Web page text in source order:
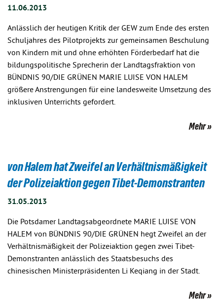
11.06.2013
Anlässlich der heutigen Kritik der GEW zum Ende des ersten
Schuljahres des Pilotprojekts zur gemeinsamen Beschulung
von Kindern mit und ohne erhöhten Förderbedarf hat die
bildungspolitische Sprecherin der Landtagsfraktion von
BÜNDNIS 90/DIE GRÜNEN MARIE LUISE VON HALEM
größere Anstrengungen für eine landesweite Umsetzung des
inklusiven Unterrichts gefordert.
Mehr
von Halem hat Zweifel an Verhältnismäßigkeit
der Polizeiaktion gegen Tibet-Demonstranten
31.05.2013
Die Potsdamer Landtagsabgeordnete MARIE LUISE VON
HALEM von BÜNDNIS 90/DIE GRÜNEN hegt Zweifel an der
Verhältnismäßigkeit der Polizeiaktion gegen zwei Tibet-
Demonstranten anlässlich des Staatsbesuchs des
chinesischen Ministerpräsidenten Li Keqiang in der Stadt.
Mehr